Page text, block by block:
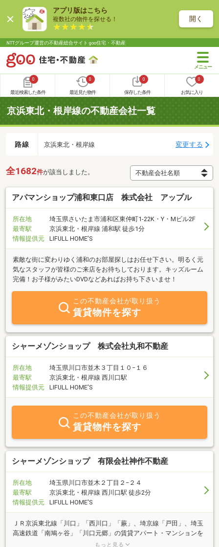
アプリ版はこちら
複数社の物件を探せる！ 開く
NTTグループ運営の不動産総合サイト goo住宅・不動産
0
最近検索した条件
0
最近見た物件
0
保存した条件
0
お気に入り
京浜東北・根岸線の不動産会社一覧
路線 京浜東北・根岸線 変更する
全1682件が該当しました。
アパマンショップ浦和東口店 株式会社 アップル
所在地
埼玉県さいたま市浦和区東仲町1-22K・Y・Mビル2F
最寄駅
京浜東北・根岸線 浦和駅 徒歩1分
情報提供元
LIFULL HOME'S
素敵な街に変わりゆく浦和のお部屋探しはお任せ下さい。明るく元
気なスタッフが皆様のご来店をお待ちしております。キッズルーム
完備！お子様がみたいDVDなどあればお持ち下さいませ！
この不動産会社が取り扱う
賃貸物件を探す
シャーメゾンショップ 株式会社丸和不動産
所在地
埼玉県川口市並木３丁目１０−１６
最寄駅
京浜東北・根岸線 西川口駅
情報提供元
LIFULL HOME'S
この不動産会社が取り扱う
賃貸物件を探す
シャーメゾンショップ 有限会社神作不動産
所在地
埼玉県川口市並木２丁目２−２４
最寄駅
京浜東北・根岸線 西川口駅 徒歩2分
情報提供元
LIFULL HOME'S
ＪＲ京浜東北線「川口」「西川口」「蕨」、埼京線「戸田」、埼玉
高速鉄道「南鳩ヶ谷」「川口元郷」の賃貸アパート・マンションを
お探しの方は、創業昭和２５年のＭＡＳＴ神作不動産にお任せ下さ
もっと見る